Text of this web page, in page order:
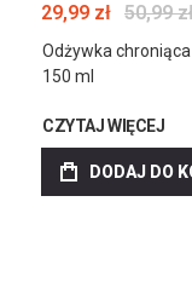
29,99 zł 50,99
Odżywka
150 ml
CZYTAJ WIĘCEJ
DODAJ DO